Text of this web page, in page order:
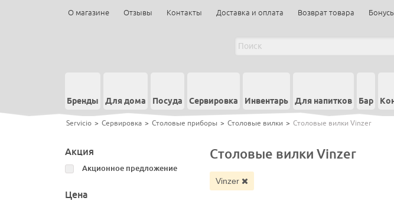
О магазине Отзывы Контакты Доставка и оплата Возврат товара
Бренды Для дома Посуда Сервировка Инвентарь Для напитков Бар
Servicio > Сервировка > Столовые приборы > Столовые вилки > Столовые вилки Vinzer
Акция
Акционное предложение
Цена
Столовые вилки Vinzer
Vinzer